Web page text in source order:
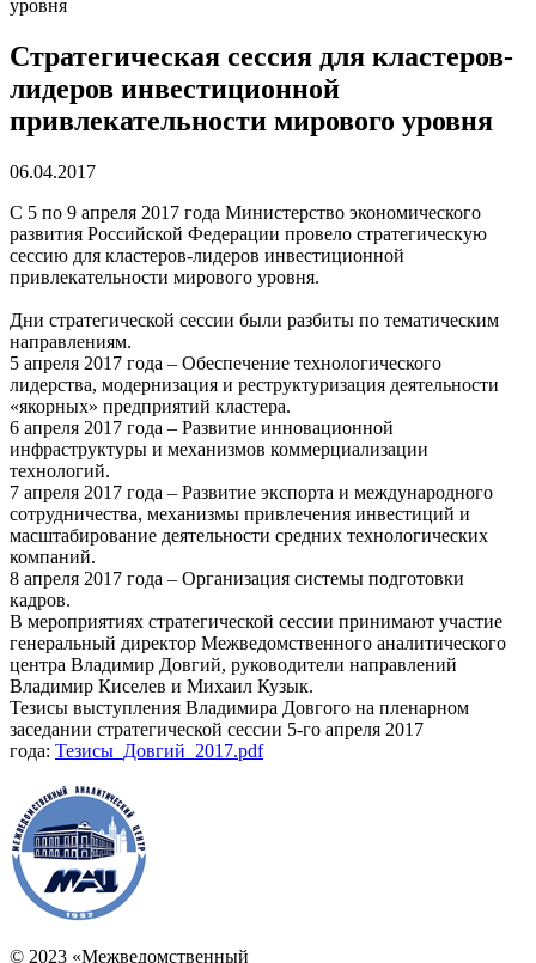
уровня
Стратегическая сессия для кластеров-
лидеров инвестиционной
привлекательности мирового уровня
06.04.2017
С 5 по 9 апреля 2017 года Министерство экономического
развития Российской Федерации провело стратегическую
сессию для кластеров-лидеров инвестиционной
привлекательности мирового уровня.
Дни стратегической сессии были разбиты по тематическим
направлениям.
5 апреля 2017 года – Обеспечение технологического
лидерства, модернизация и реструктуризация деятельности
«якорных» предприятий кластера.
6 апреля 2017 года – Развитие инновационной
инфраструктуры и механизмов коммерциализации
технологий.
7 апреля 2017 года – Развитие экспорта и международного
сотрудничества, механизмы привлечения инвестиций и
масштабирование деятельности средних технологических
компаний.
8 апреля 2017 года – Организация системы подготовки
кадров.
В мероприятиях стратегической сессии принимают участие
генеральный директор Межведомственного аналитического
центра Владимир Довгий, руководители направлений
Владимир Киселев и Михаил Кузык.
Тезисы выступления Владимира Довгого на пленарном
заседании стратегической сессии 5-го апреля 2017
года: Тезисы_Довгий_2017.pdf
© 2023 «Межведомственный